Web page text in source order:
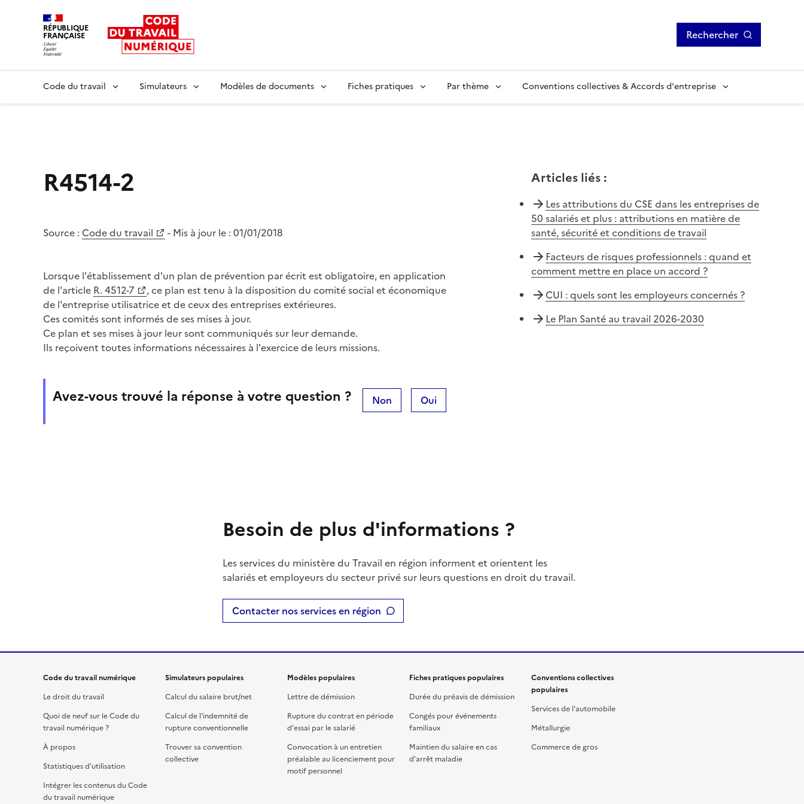
RÉPUBLIQUE
FRANÇAISE Rechercher
Code du travail Simulateurs Modèles de documents Fiches pratiques Par thème Conventions collectives & Accords d'entreprise
R4514-2
Source : Code du travail - Mis à jour le : 01/01/2018
Lorsque l'établissement d'un plan de prévention par écrit est obligatoire, en application
de l'article R. 4512-7
, ce plan est tenu à la disposition du comité social et économique
de l'entreprise utilisatrice et de ceux des entreprises extérieures.
Ces comités sont informés de ses mises à jour.
Ce plan et ses mises à jour leur sont communiqués sur leur demande.
Ils reçoivent toutes informations nécessaires à l'exercice de leurs missions.
Avez-vous trouvé la réponse à votre question ? Non Oui
Articles liés:
Les attributions du CSE dans les entreprises de
50 salariés et plus : attributions en matière de
santé, sécurité et conditions de travail
Facteurs de risques professionnels : quand et
comment mettre en place un accord ?
CUI : quels sont les employeurs concernés ?
Le Plan Santé au travail 2026-2030
Besoin de plus d'informations ?
Les services du ministère du Travail en région informent et orientent les
salariés et employeurs du secteur privé sur leurs questions en droit du travail.
Contacter nos services en région
Code du travail numérique
Le droit du travail
Quoi de neuf sur le Code du
travail numérique ?
À propos
Statistiques d'utilisation
Intégrer les contenus du Code
du travail numérique
Simulateurs populaires
Calcul du salaire brut/net
Calcul de l'indemnité de
rupture conventionnelle
Trouver sa convention
collective
Modèles populaires
Lettre de démission
Rupture du contrat en période
d'essai par le salarié
Convocation à un entretien
préalable au licenciement pour
motif personnel
Fiches pratiques populaires
Durée du préavis de démission
Congés pour événements
familiaux
Maintien du salaire en cas
d'arrêt maladie
Conventions collectives
populaires
Services de l'automobile
Métallurgie
Commerce de gros